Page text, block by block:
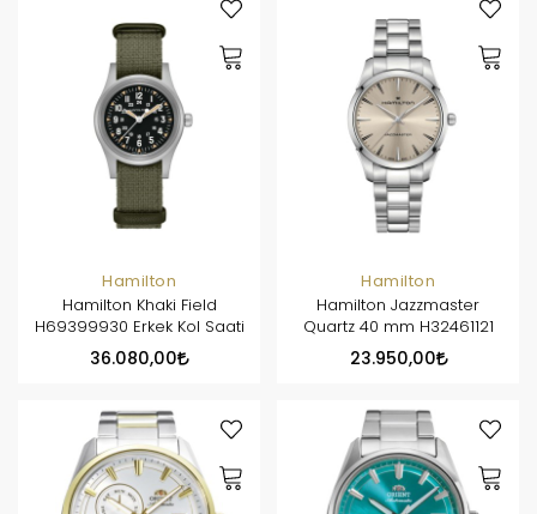
Hamilton
Hamilton Khaki Field
H69399930 Erkek Kol Saati
36.080,00
Hamilton
Hamilton Jazzmaster
Quartz 40 mm H32461121
23.950,00